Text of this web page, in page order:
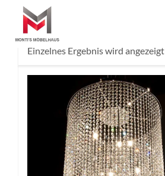
Einzelnes Ergebnis wird angezeigt